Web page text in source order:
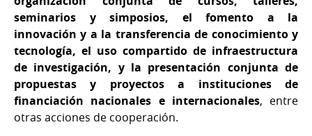
seminarios y simposios, el fomento a la
innovación y a la transferencia de conocimiento y
tecnología, el uso compartido de infraestructura
de investigación, y la presentación conjunta de
propuestas y proyectos a instituciones de
financiación nacionales e internacionales, entre
otras acciones de cooperación.